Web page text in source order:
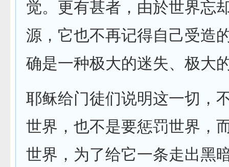
觉。更有甚者，由於世界忘
源，它也不再记得自己受造
确是一种极大的迷失、极大
耶稣给门徒们说明这一切，
世界，也不是要惩罚世界，
世界，为了给它一条走出黑